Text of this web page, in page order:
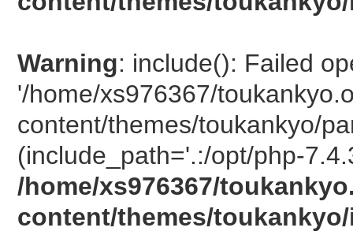
Warning: include(): Failed
'/home/xs976367/
content/themes/toukankyo/
(include_path='.:/opt/php-
/home/xs976367/
content/themes/